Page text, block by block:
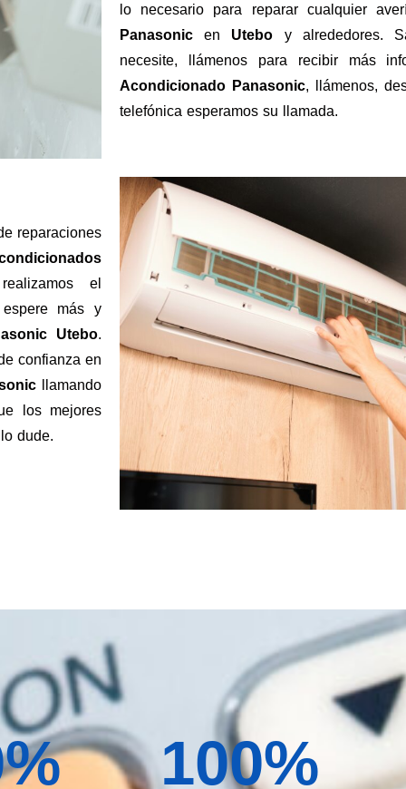
lo necesario para reparar cualquier
Panasonic en Utebo y alrededores.
necesite, llámenos para recibir más
Acondicionado Panasonic, llámenos,
telefónica esperamos su llamada.
reparaciones
el
más y
Utebo.
confianza en
llamando
los mejores
dude.
% 100%